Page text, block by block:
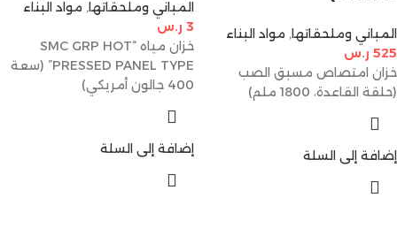
المباني وملحقاتها, مواد البناء
525 ر.س
خزان امتصاص مسبق الصب
(حلقة القاعدة، 1800 ملم)
إضافة إلى السلة
المباني وملحقاتها, مواد البناء
3 ر.س
خزان مياه “SMC GRP HOT
PRESSED PANEL TYPE” (سعة
400 جالون أمريكي)
إضافة إلى السلة